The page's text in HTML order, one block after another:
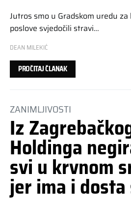
Jutros smo u Gradskom uredu
poslove svjedočili stravi…
DEAN MILEKIĆ
PROČITAJ ČLANAK
ZANIMLJIVOSTI
Iz
Holdinga
svi u krvnom
jer ima i